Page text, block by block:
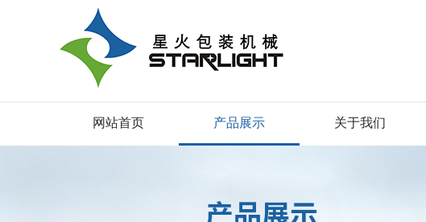
网站首页 产品展示 关于我们